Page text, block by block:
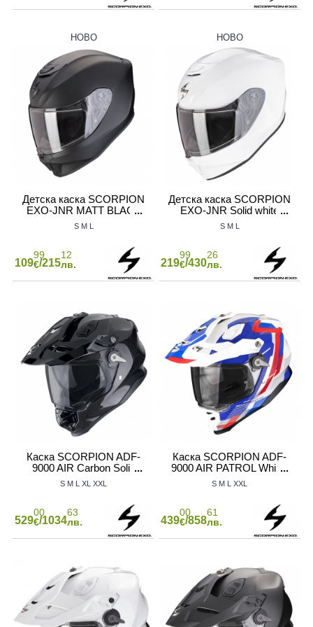
НЕКАТЕГОРИЗИРАНИ
СЪЕДИНИТЕЛ НА МОТОР
НА МОТОР
НОВО
Детска каска SCORPION
EXO-JNR MATT BLACK
S M L
109
99
€/215
12
лв.
НОВО
Детска каска SCORPION
EXO-JNR Solid white
S M L
219
99
€/430
26
лв.
Каска SCORPION ADF-
9000 AIR Carbon Solid
black
S M L XL XXL
529
00
€/1034
63
лв.
Каска SCORPION ADF-
9000 AIR PATROL White-
Blue-Red
S M L XXL
439
00
€/858
61
лв.